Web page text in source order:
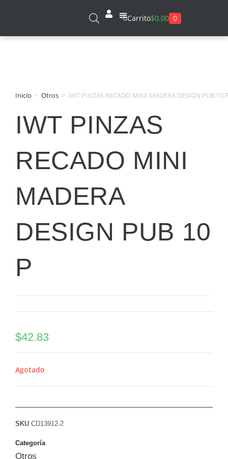
Carrito$0.00 0
Inicio > Otros > IWT PINZAS RECADO MINI MADERA DESIGN PUB 10
IWT PINZAS
RECADO MINI
MADERA
DESIGN PUB 10
P
$42.83
Agotado
SKU CD13912-2
Categoría
Otros